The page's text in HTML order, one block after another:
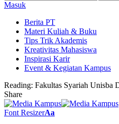
Masuk
Berita PT
Materi Kuliah & Buku
Tips Trik Akademis
Kreativitas Mahasiswa
Inspirasi Karir
Event & Kegiatan Kampus
Reading: Fakultas Syariah Unisba
Share
Font ResizerAa